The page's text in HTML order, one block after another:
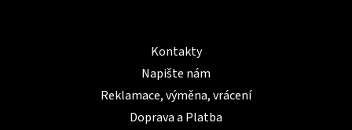
Kontakty
Napište nám
Reklamace, výměna, vrácení
Doprava a Platba